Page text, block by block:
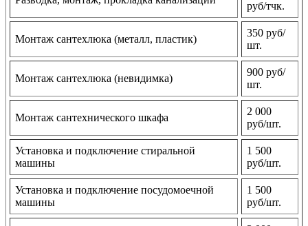
руб/тчк.
Монтаж сантехлюка (металл, пластик)
350 руб/
шт.
Монтаж сантехлюка (невидимка)
900 руб/
шт.
Монтаж сантехнического шкафа
2 000
руб/шт.
Установка и подключение стиральной
машины
1 500
руб/шт.
Установка и подключение посудомоечной
машины
1 500
руб/шт.